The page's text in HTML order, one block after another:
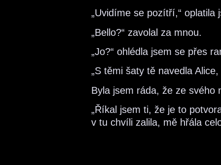
„Uvidíme se pozítří,“
„Bello?“ zavolal za mnou.
„Jo?“ ohlédla jsem se přes
„S těmi šaty tě navedla Alice,
Byla jsem ráda, že ze svého
„Říkal jsem ti, že je to
v tu chvíli zalila, mě hřála